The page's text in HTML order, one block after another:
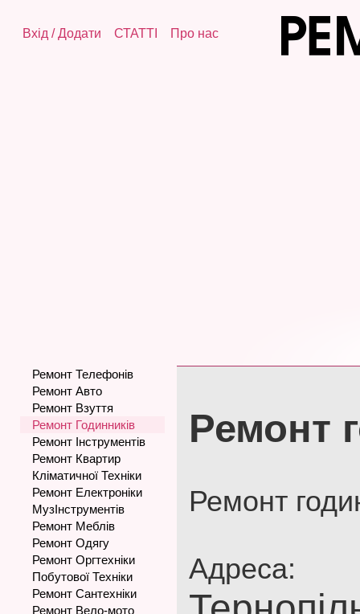
Вхід /Додати СТАТТІ Про нас
Ремонт Телефонів
Ремонт Авто
Ремонт Взуття
Ремонт Годинників
Ремонт Інструментів
Ремонт Квартир
Кліматичної Техніки
Ремонт Електроніки
МузІнструментів
Ремонт Меблів
Ремонт Одягу
Ремонт Оргтехніки
Побутової Техніки
Ремонт Сантехніки
Ремонт Вело-мото
Ремонт
Ремонт
Адреса: